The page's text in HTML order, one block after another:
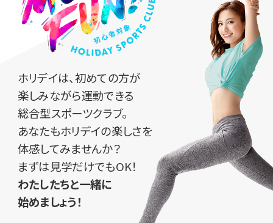
ホリデイは、初めての方が
楽しみながら運動できる
総合型スポーツクラブ。
あなたもホリデイの楽しさを
体感してみませんか？
まずは見学だけでもOK！
わたしたちと一緒に
始めましょう！